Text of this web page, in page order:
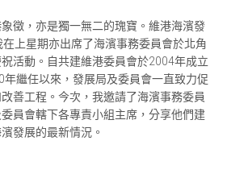
徵，亦是獨一無二的瑰寶。維港海濱發
上星期亦出席了海濱事務委員會於北角
活動。自共建維港委員會於2004年成立
繼任以來，發展局及委員會一直致力促
善工程。今次，我邀請了海濱事務委員
員會轄下各專責小組主席，分享他們建
發展的最新情況。